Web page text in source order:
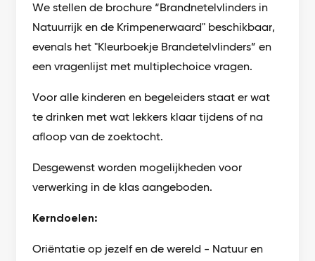
We stellen de brochure “Brandnetelvlinders in
Natuurrijk en de Krimpenerwaard" beschikbaar,
evenals het "Kleurboekje Brandetelvlinders” en
een vragenlijst met multiplechoice vragen.
Voor alle kinderen en begeleiders staat er wat
te drinken met wat lekkers klaar tijdens of na
afloop van de zoektocht.
Desgewenst worden mogelijkheden voor
verwerking in de klas aangeboden.
Kerndoelen:
Oriëntatie op jezelf en de wereld - Natuur en